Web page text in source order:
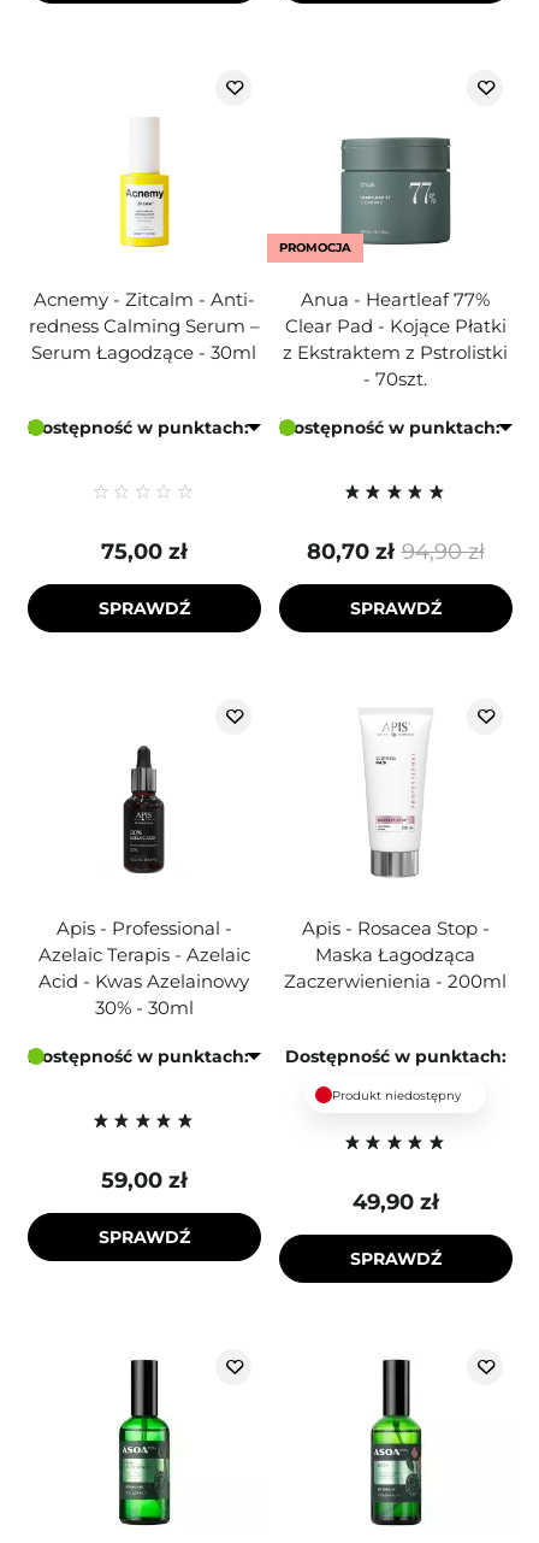
Acnemy - Zitcalm - Anti-
redness Calming Serum –
Serum Łagodzące - 30ml
Dostępność w punktach:
75,00 zł
SPRAWDŹ
PROMOCJA
Anua - Heartleaf 77%
Clear Pad - Kojące Płatki
z Ekstraktem z Pstrolistki
- 70szt.
Dostępność w punktach:
94,90 zł
80,70 zł
SPRAWDŹ
Apis - Professional -
Azelaic Terapis - Azelaic
Acid - Kwas Azelainowy
30% - 30ml
Dostępność w punktach:
59,00 zł
SPRAWDŹ
Apis - Rosacea Stop -
Maska Łagodząca
Zaczerwienienia - 200ml
Dostępność w punktach:
Produkt niedostępny
49,90 zł
SPRAWDŹ